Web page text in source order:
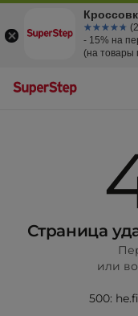
Страница
или
500:
☆☆☆☆☆
★★★★★
- 15% на
(на товары